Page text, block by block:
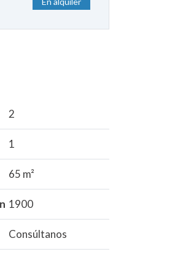
2
1
65 m²
1900
Consúltanos